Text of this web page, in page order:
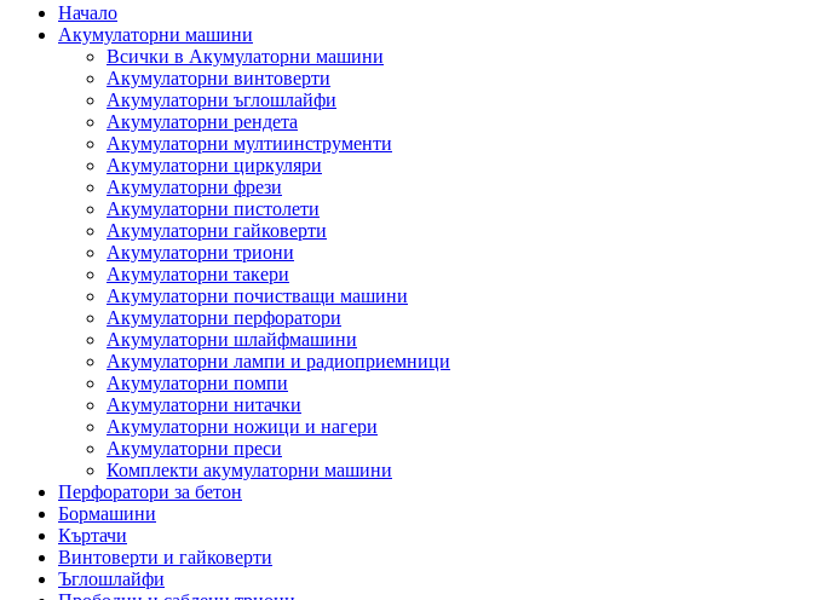
Начало
Акумулаторни машини
Всички в Акумулаторни машини
Акумулаторни винтоверти
Акумулаторни ъглошлайфи
Акумулаторни рендета
Акумулаторни мултиинструменти
Акумулаторни циркуляри
Акумулаторни фрези
Акумулаторни пистолети
Акумулаторни гайковерти
Акумулаторни триони
Акумулаторни такери
Акумулаторни почистващи машини
Акумулаторни перфоратори
Акумулаторни шлайфмашини
Акумулаторни лампи и радиоприемници
Акумулаторни помпи
Акумулаторни нитачки
Акумулаторни ножици и нагери
Акумулаторни преси
Комплекти акумулаторни машини
Перфоратори за бетон
Бормашини
Къртачи
Винтоверти и гайковерти
Ъглошлайфи